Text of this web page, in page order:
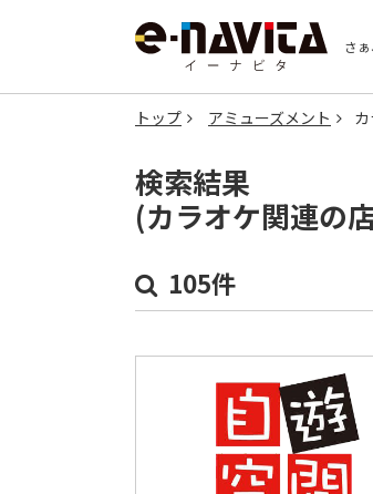
さ
トップ アミューズメント
検索結果
(カラオケ関連の
105件